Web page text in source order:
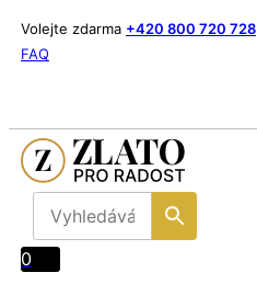
Volejte zdarma +420 800 720 728
FAQ
0